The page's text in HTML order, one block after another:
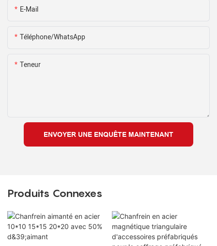
E-Mail
Téléphone/WhatsApp
Teneur
ENVOYER UNE ENQUÊTE MAINTENANT
Produits Connexes